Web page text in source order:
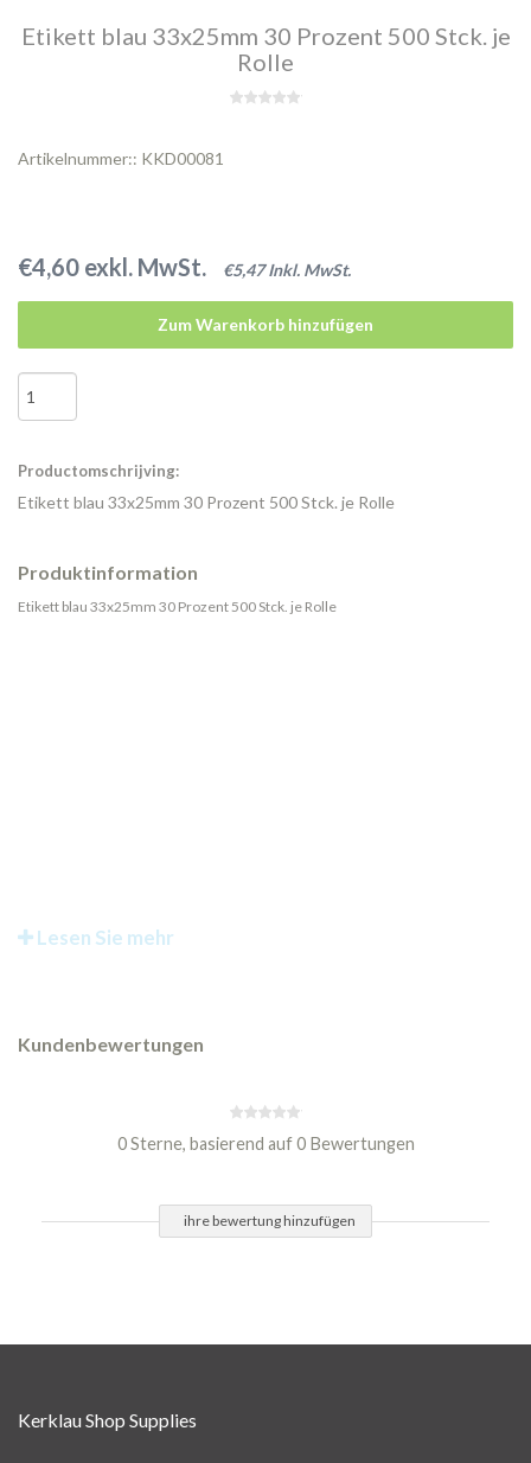
Etikett blau 33x25mm 30 Prozent 500 Stck. je
Rolle
Artikelnummer:: KKD00081
€4,60 exkl. MwSt. €5,47 Inkl. MwSt.
Zum Warenkorb hinzufügen
Productomschrijving:
Etikett blau 33x25mm 30 Prozent 500 Stck. je Rolle
Produktinformation
Etikett blau 33x25mm 30 Prozent 500 Stck. je Rolle
Lesen Sie mehr
Kundenbewertungen
0 Sterne, basierend auf 0 Bewertungen
ihre bewertung hinzufügen
Kerklau Shop Supplies